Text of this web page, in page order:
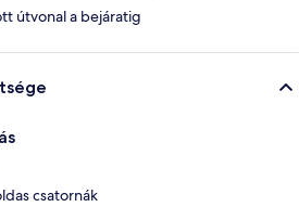
útvonal a bejáratig
csatornák